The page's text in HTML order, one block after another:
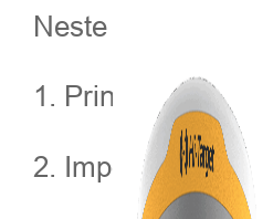
Neste webinar,
1. Princípio do
2. Importância do